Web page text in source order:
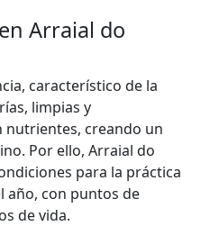
Arraial do
característico de la
limpias y
nutrientes, creando un
Por ello, Arraial do
para la práctica
año, con puntos de
de vida.